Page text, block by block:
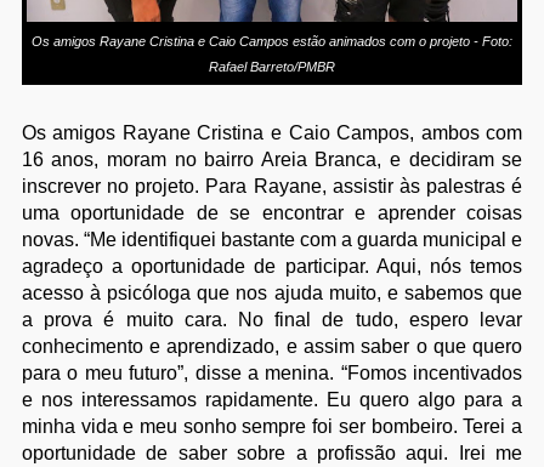
Os amigos Rayane Cristina e Caio Campos estão animados com o projeto - Foto:
Rafael Barreto/PMBR
Os amigos Rayane Cristina e Caio Campos, ambos com
16 anos, moram no bairro Areia Branca, e decidiram se
inscrever no projeto. Para Rayane, assistir às palestras é
uma oportunidade de se encontrar e aprender coisas
novas. “Me identifiquei bastante com a guarda municipal e
agradeço a oportunidade de participar. Aqui, nós temos
acesso à psicóloga que nos ajuda muito, e sabemos que
a prova é muito cara. No final de tudo, espero levar
conhecimento e aprendizado, e assim saber o que quero
para o meu futuro”, disse a menina. “Fomos incentivados
e nos interessamos rapidamente. Eu quero algo para a
minha vida e meu sonho sempre foi ser bombeiro. Terei a
oportunidade de saber sobre a profissão aqui. Irei me